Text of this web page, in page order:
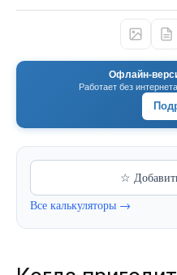
Офлайн-
Работает без
☆
Все калькуляторы →